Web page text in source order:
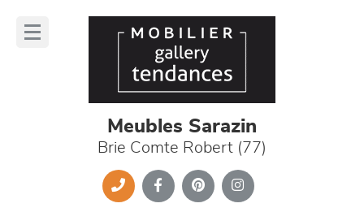
Meubles Sarazin
Brie Comte Robert (77)